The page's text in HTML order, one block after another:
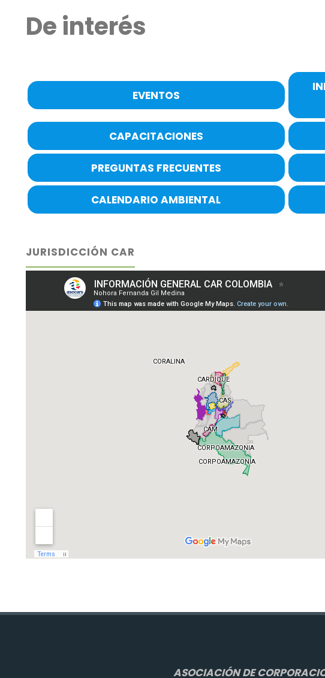
De interés
EVENTOS
CAPACITACIONES
PREGUNTAS FRECUENTES
CALENDARIO AMBIENTAL
JURISDICCIÓN CAR
ASOCIACIÓN DE